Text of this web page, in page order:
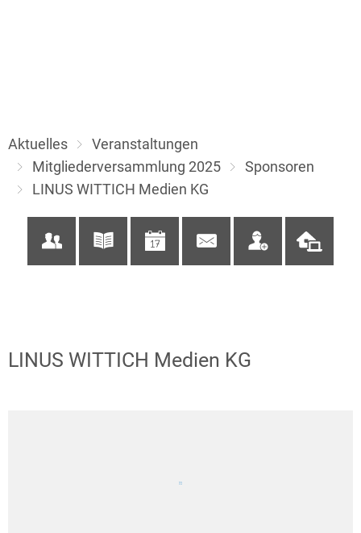
Aktuelles
Veranstaltungen
Mitgliederversammlung 2025
Sponsoren
LINUS WITTICH Medien KG
LINUS WITTICH Medien KG